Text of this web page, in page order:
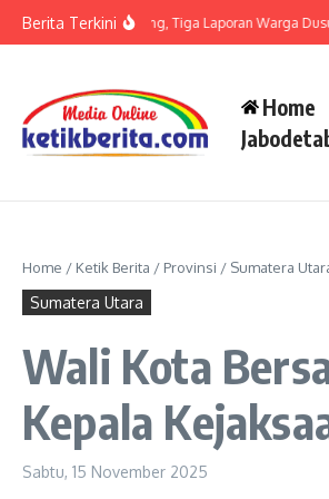
Berita Terkini
LP di Polsek Barteng, Tiga Laporan Warga Dusun
Home
Home / Ketik Berita / Provinsi / Sumatera
Sumatera Utara
Wali Kota
Kepala
Sabtu, 15 November 2025